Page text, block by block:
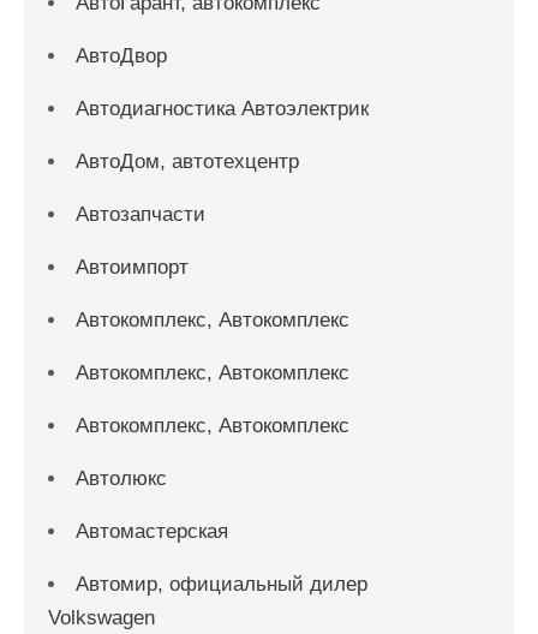
АвтоДвор
Автодиагностика Автоэлектрик
АвтоДом, автотехцентр
Автозапчасти
Автоимпорт
Автокомплекс, Автокомплекс
Автокомплекс, Автокомплекс
Автокомплекс, Автокомплекс
Автолюкс
Автомастерская
Автомир, официальный дилер
Volkswagen